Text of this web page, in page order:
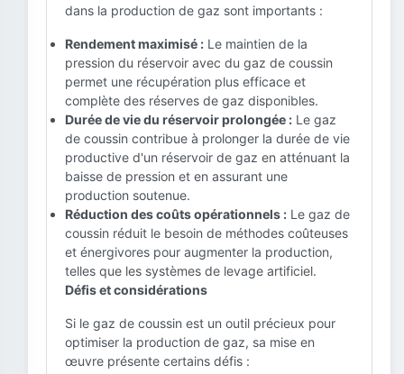
dans la production de gaz sont importants :
Rendement maximisé : Le maintien de la
pression du réservoir avec du gaz de coussin
permet une récupération plus efficace et
complète des réserves de gaz disponibles.
Durée de vie du réservoir prolongée : Le gaz
de coussin contribue à prolonger la durée de vie
productive d'un réservoir de gaz en atténuant la
baisse de pression et en assurant une
production soutenue.
Réduction des coûts opérationnels : Le gaz de
coussin réduit le besoin de méthodes coûteuses
et énergivores pour augmenter la production,
telles que les systèmes de levage artificiel.
Défis et considérations
Si le gaz de coussin est un outil précieux pour
optimiser la production de gaz, sa mise en
œuvre présente certains défis :